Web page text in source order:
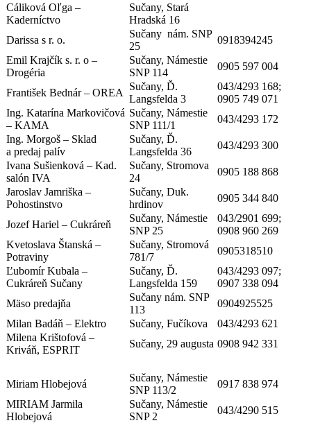
Cáliková Oľga –
Kaderníctvo
Sučany, Stará
Hradská 16
Darissa s r. o.
Sučany nám. SNP
25
0918394245
Emil Krajčík s. r. o –
Drogéria
Sučany, Námestie
SNP 114
0905 597 004
František Bednár – OREA
Sučany, Ď.
Langsfelda 3
043/4293 168;
0905 749 071
Ing. Katarína Markovičová
– KAMA
Sučany, Námestie
SNP 111/1
043/4293 172
Ing. Morgoš – Sklad
a predaj palív
Sučany, Ď.
Langsfelda 36
043/4293 300
Ivana Sušienková – Kad.
salón IVA
Sučany, Stromova
24
0905 188 868
Jaroslav Jamriška –
Pohostinstvo
Sučany, Duk.
hrdinov
0905 344 840
Jozef Hariel – Cukráreň
Sučany, Námestie
SNP 25
043/2901 699;
0908 960 269
Kvetoslava Štanská –
Potraviny
Sučany, Stromová
781/7
0905318510
Ľubomír Kubala –
Cukráreň Sučany
Sučany, Ď.
Langsfelda 159
043/4293 097;
0907 338 094
Mäso predajňa
Sučany nám. SNP
113
0904925525
Milan Badáň – Elektro
Sučany, Fučíkova
043/4293 621
Milena Krištofová –
Kriváň, ESPRIT
Sučany, 29 augusta 0908 942 331
Miriam Hlobejová
Sučany, Námestie
SNP 113/2
0917 838 974
MIRIAM Jarmila
Hlobejová
Sučany, Námestie
SNP 2
043/4290 515